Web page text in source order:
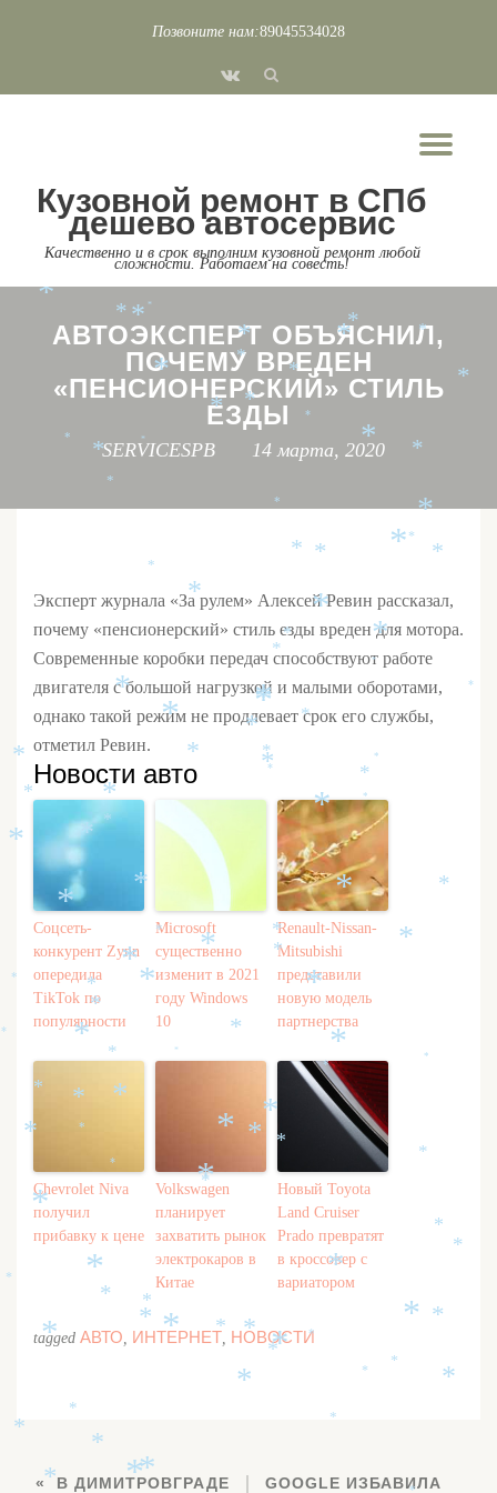
Позвоните нам:89045534028
fa-
Кузовной ремонт в СПб
дешево автосервис
Качественно и в срок выполним кузовной ремонт любой
сложности. Работаем на совесть!
АВТОЭКСПЕРТ ОБЪЯСНИЛ,
ПОЧЕМУ ВРЕДЕН
«ПЕНСИОНЕРСКИЙ» СТИЛЬ
ЕЗДЫ
SERVICESPB 14 марта, 2020
Эксперт журнала «За рулем» Алексей Ревин рассказал,
почему «пенсионерский» стиль езды вреден для мотора.
Современные коробки передач способствуют работе
двигателя с большой нагрузкой и малыми оборотами,
однако такой режим не продлевает срок его службы,
отметил Ревин.
Новости авто
Соцсеть-
конкурент Zynn
опередила
TikTok по
популярности
Microsoft
существенно
изменит в 2021
году Windows
10
Renault-Nissan-
Mitsubishi
представили
новую модель
партнерства
Chevrolet Niva
получил
прибавку к цене
Volkswagen
планирует
захватить рынок
электрокаров в
Китае
Новый Toyota
Land Cruiser
Prado превратят
в кроссовер с
вариатором
tagged АВТО, ИНТЕРНЕТ, НОВОСТИ
В ДИМИТРОВГРАДЕ
GOOGLE ИЗБАВИЛА
*
*
*
*
*
*
*
*
*
*
*
*
*
*
*
*
*
*
*
*
*
*
*
*
*
*
*
*
*
*
*
*
*
*
*
*
*
*
*
*
*
*
*
*
*
*
*
*
*
*
*
*
*
*
*
*
* *
*
*
*
*
*
*
*
*
*
*
*
*
*
*
*
*
*
*
*
*
*
*
*
*
*
*
*
*
*
*
*
*
*
*
*
*
*
*
*
*
*
*
*
*
*
*
*
*
*
*
*
*
*
*
*
*
*
*
*
*
*
*
*
*
*
*
*
*
*
*
*